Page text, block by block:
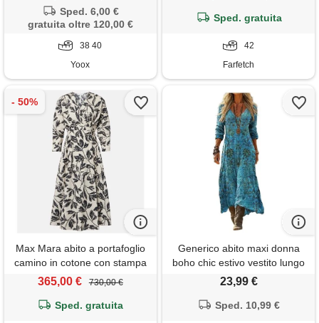
Sped. 6,00 €
gratuita oltre 120,00 €
38 40
Yoox
Sped. gratuita
42
Farfetch
Max Mara abito a portafoglio
camino in cotone con stampa
365,00 € 730,00 €
Sped. gratuita
Generico abito maxi donna
boho chic estivo vestito lungo
elegante lino e cotone scollo a
con tasche mare spiaggia
23,99 €
Sped. 10,99 €